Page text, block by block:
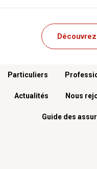
Menu footer
Particuliers
Actualités Nous
Guide des